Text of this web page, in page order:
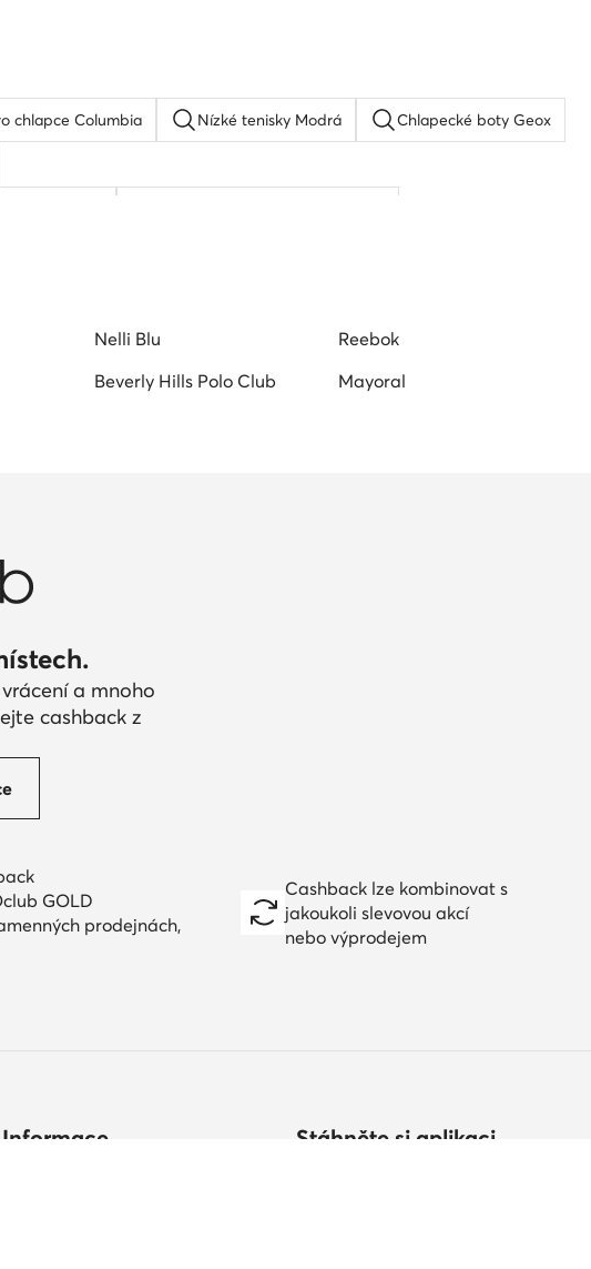
chlapce Columbia Nízké tenisky Modrá Chlapecké boty Geox
Nelli Blu
Reebok
Beverly Hills Polo Club Mayoral
a mnoho
cashback z
GOLD
prodejnách,
Cashback lze kombinovat s
jakoukoli slevovou akcí
nebo výprodejem
Informace Stáhněte si aplikaci